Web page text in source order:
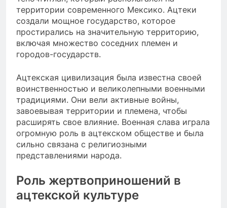
территории современного Мексико. Ацтеки
создали мощное государство, которое
простирались на значительную территорию,
включая множество соседних племен и
городов-государств.
Ацтекская цивилизация была известна своей
воинственностью и великолепными военными
традициями. Они вели активные войны,
завоевывая территории и племена, чтобы
расширять свое влияние. Военная слава играла
огромную роль в ацтекском обществе и была
сильно связана с религиозными
представлениями народа.
Роль жертвоприношений в
ацтекской культуре